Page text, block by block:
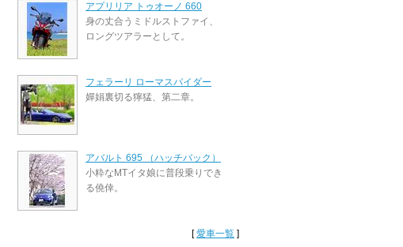
アプリリア トゥオーノ 660
身の丈合うミドルストファイ、
ロングツアラーとして。
フェラーリ ローマスパイダー
嬋娟裏切る獰猛、第二章。
アバルト 695 （ハッチバック）
小粋なMTイタ娘に普段乗りでき
る僥倖。
[愛車一覧 ]